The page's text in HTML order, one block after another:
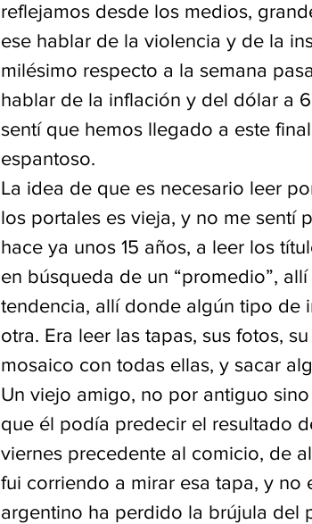
reflejamos desde los medios,
ese hablar de la violencia y de la
milésimo respecto a la semana
hablar de la inflación y del dólar a
sentí que hemos llegado a este
espantoso.
La idea de que es necesario leer
los portales es vieja, y no me sentí
hace ya unos 15 años, a leer los
en búsqueda de un “promedio”,
tendencia, allí donde algún tipo de
otra. Era leer las tapas, sus fotos,
mosaico con todas ellas, y sacar
Un viejo amigo, no por antiguo
que él podía predecir el resultado
viernes precedente al comicio, de
fui corriendo a mirar esa tapa, y no
argentino ha perdido la brújula del